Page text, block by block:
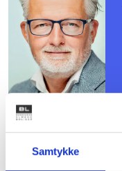
Samtykke